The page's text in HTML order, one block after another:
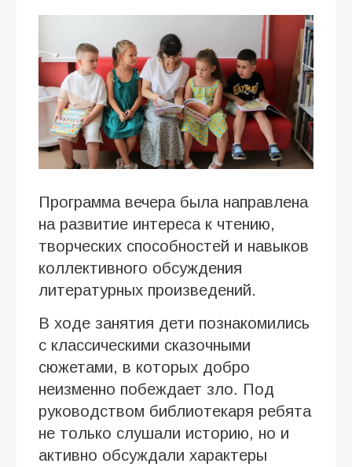
Программа вечера была направлена
на развитие интереса к чтению,
творческих способностей и навыков
коллективного обсуждения
литературных произведений.
В ходе занятия дети познакомились
с классическими сказочными
сюжетами, в которых добро
неизменно побеждает зло. Под
руководством библиотекаря ребята
не только слушали историю, но и
активно обсуждали характеры